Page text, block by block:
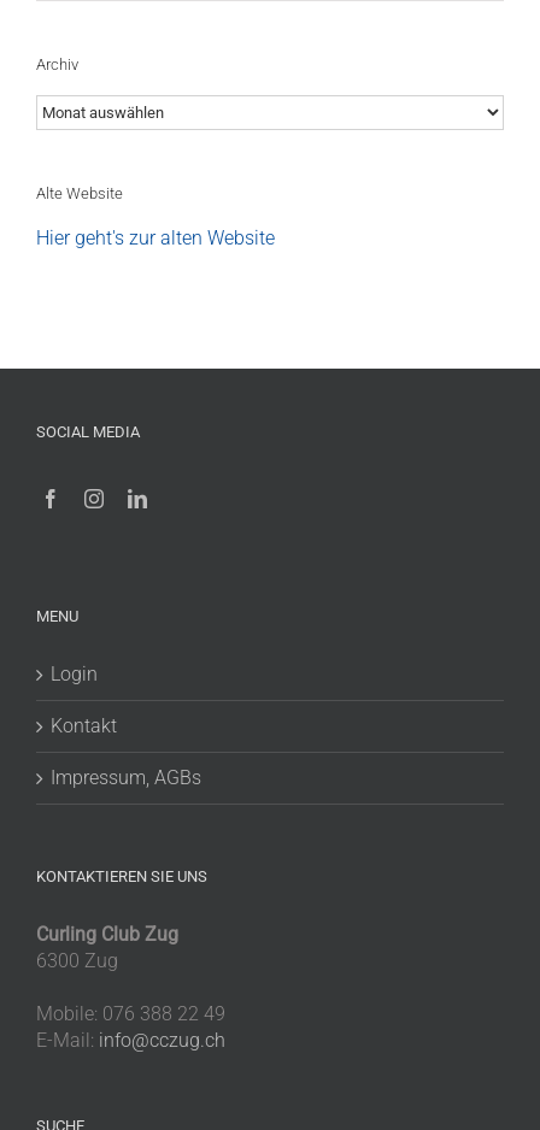
Archiv
Archiv
Alte Website
Hier geht's zur alten Website
SOCIAL MEDIA
MENU
Login
Kontakt
Impressum, AGBs
KONTAKTIEREN SIE UNS
Curling Club Zug
6300 Zug
Mobile: 076 388 22 49
E-Mail: info@cczug.ch
SUCHE